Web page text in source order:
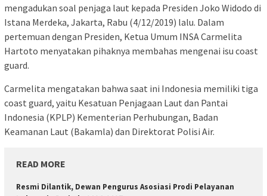
mengadukan soal penjaga laut kepada Presiden Joko Widodo di
Istana Merdeka, Jakarta, Rabu (4/12/2019) lalu. Dalam
pertemuan dengan Presiden, Ketua Umum INSA Carmelita
Hartoto menyatakan pihaknya membahas mengenai isu coast
guard.
Carmelita mengatakan bahwa saat ini Indonesia memiliki tiga
coast guard, yaitu Kesatuan Penjagaan Laut dan Pantai
Indonesia (KPLP) Kementerian Perhubungan, Badan
Keamanan Laut (Bakamla) dan Direktorat Polisi Air.
READ MORE
Resmi Dilantik, Dewan Pengurus Asosiasi Prodi Pelayanan